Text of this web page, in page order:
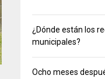
¿Dónde están los
municipales?
Ocho meses